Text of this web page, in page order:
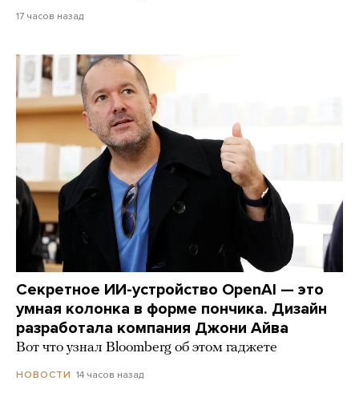
17 часов назад
Секретное ИИ-устройство OpenAI — это
умная колонка в форме пончика. Дизайн
разработала компания Джони Айва
Вот что узнал Bloomberg об этом гаджете
НОВОСТИ 14 часов назад